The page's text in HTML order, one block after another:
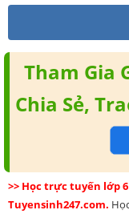
Tham Gia
Chia Sẻ,
>> Học trực tuyến lớp
Tuyensinh247.com.